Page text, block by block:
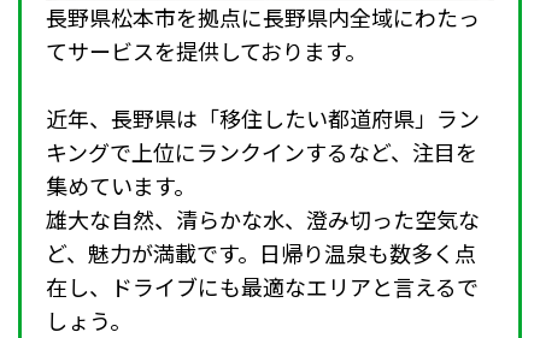
長野県松本市を拠点に長野県内全域にわたっ
てサービスを提供しております。
近年、長野県は「移住したい都道府県」ラン
キングで上位にランクインするなど、注目を
集めています。
雄大な自然、清らかな水、澄み切った空気な
ど、魅力が満載です。日帰り温泉も数多く点
在し、ドライブにも最適なエリアと言えるで
しょう。